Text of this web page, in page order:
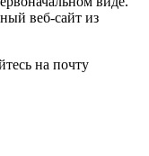
веб-сайт из
на почту